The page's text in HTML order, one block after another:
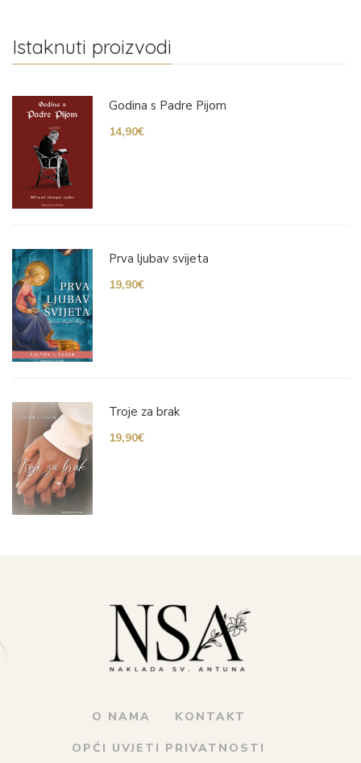
Istaknuti proizvodi
Godina s Padre Pijom
14,90€
Prva ljubav svijeta
19,90€
Troje za brak
19,90€
O NAMA KONTAKT
OPĆI UVJETI PRIVATNOSTI